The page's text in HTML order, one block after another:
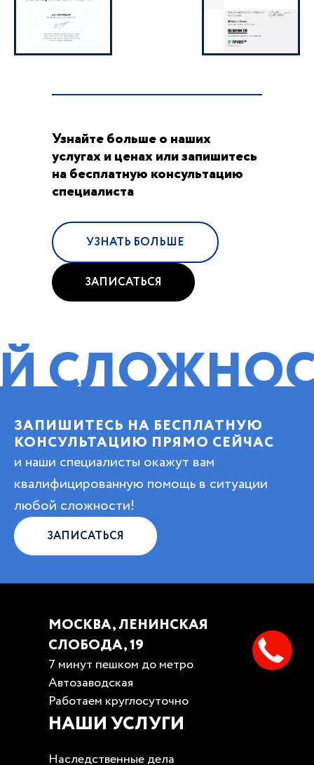
Узнайте больше о наших
услугах и ценах или запишитесь
на бесплатную консультацию
специалиста
УЗНАТЬ БОЛЬШЕ
ЗАПИСАТЬСЯ
ЗАПИШИТЕСЬ НА БЕСПЛАТНУЮ
КОНСУЛЬТАЦИЮ ПРЯМО СЕЙЧАС
и наши специалисты окажут вам
квалифицированную помощь в ситуации
любой сложности!
ЗАПИСАТЬСЯ
МОСКВА, ЛЕНИНСКАЯ
СЛОБОДА, 19
7 минут пешком до метро
Автозаводская
Работаем круглосуточно
НАШИ УСЛУГИ
Наследственные дела